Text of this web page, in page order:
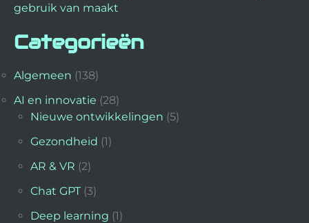
gebruik van maakt
Categorieën
Algemeen (138)
AI en innovatie (28)
Nieuwe ontwikkelingen (5)
Gezondheid (1)
AR & VR (2)
Chat GPT (3)
Deep learning (1)